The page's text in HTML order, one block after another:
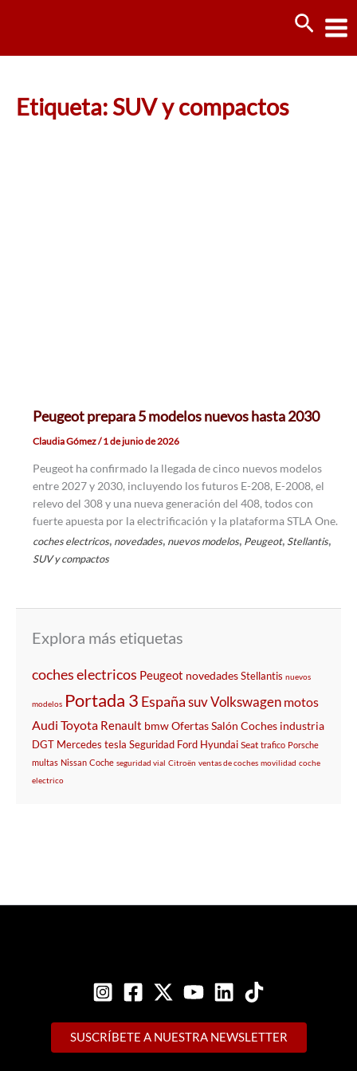
Etiqueta: SUV y compactos
Peugeot prepara 5 modelos nuevos hasta 2030
Claudia Gómez/1 de junio de 2026
Peugeot ha confirmado la llegada de cinco nuevos modelos
entre 2027 y 2030, incluyendo los futuros E-208, E-2008, el
relevo del 308 y una nueva generación del 408, todos con
fuerte apuesta por la electrificación y la plataforma STLA One.
coches electricos, novedades, nuevos modelos, Peugeot, Stellantis,
SUV y compactos
Explora más etiquetas
coches electricos Peugeot novedadesStellantis nuevos
modelos Portada 3 EspañasuvVolkswagen motos
Audi Toyota Renault bmwOfertasSalón Coches industria
DGT Mercedes tesla Seguridad Ford Hyundai Seat trafico Porsche
multas Nissan Coche seguridad vial Citroën ventas de coches movilidad coche
electrico
SUSCRÍBETE A NUESTRA NEWSLETTER